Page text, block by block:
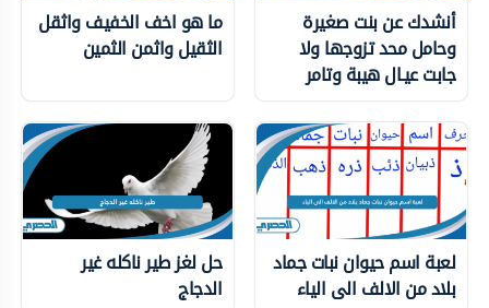
أنشدك عن بنت صغيرة
وحامل محد تزوجها ولا
جابت عيـال هيبة وتامر
ما هو اخف الخفيف واثقل
الثقيل واثمن الثمين
لعبة اسم حيوان نبات جماد
بلاد من الالف الى الياء
حل لغز طير ناكله غير
الدجاج